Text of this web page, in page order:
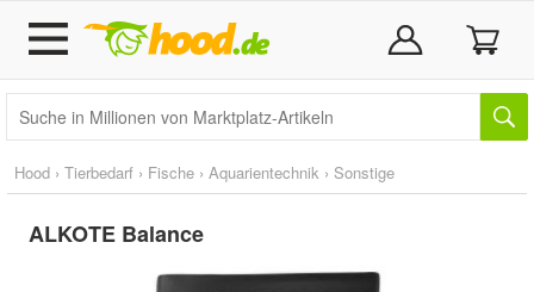
Hood › Tierbedarf › Fische › Aquarientechnik › Sonstige
ALKOTE Balance